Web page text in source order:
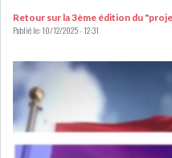
AGRO-ALIMENTAIRE
Retour sur la 3ème édition du
Publié le:10/12/2025 - 12:31